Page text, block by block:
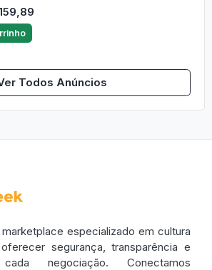
Todos Anúncios
especializado em cultura
segurança, transparência e
negociação. Conectamos